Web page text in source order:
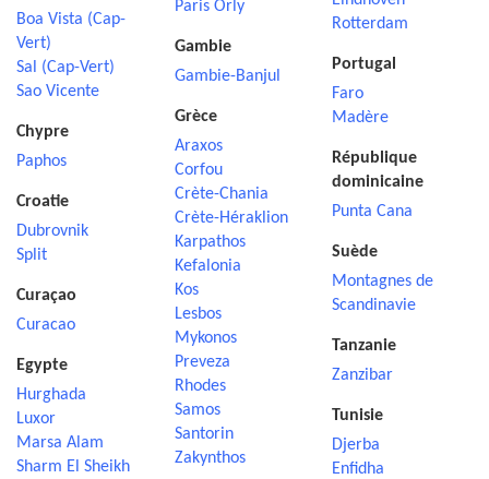
Boa Vista (Cap-
Vert)
Sal (Cap-Vert)
Sao Vicente
Chypre
Paphos
Croatie
Dubrovnik
Split
Curaçao
Curacao
Egypte
Hurghada
Luxor
Marsa Alam
Sharm El Sheikh
Paris Orly
Gambie
Gambie-Banjul
Grèce
Araxos
Corfou
Crète-Chania
Crète-Héraklion
Karpathos
Kefalonia
Kos
Lesbos
Mykonos
Preveza
Rhodes
Samos
Santorin
Zakynthos
Rotterdam
Portugal
Faro
Madère
République
dominicaine
Punta Cana
Suède
Montagnes de
Scandinavie
Tanzanie
Zanzibar
Tunisie
Djerba
Enfidha